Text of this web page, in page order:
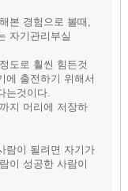
본 경험으로 볼때,
자기관리부실
도로 훨씬 힘든것
에 출전하기 위해서
는것이다.
지 머리에 저장하
람이 될려면 자기가
이 성공한 사람이